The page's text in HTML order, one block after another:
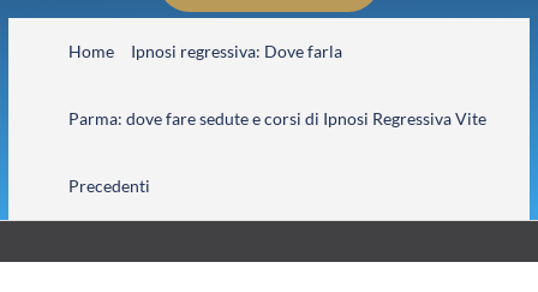
Home Ipnosi regressiva: Dove farla
Parma: dove fare sedute e corsi di Ipnosi Regressiva Vite
Precedenti